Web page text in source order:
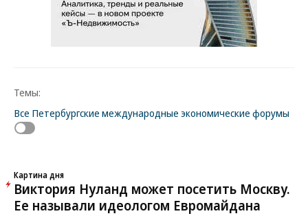
Темы:
Все Петербургские международные экономические форумы
Картина дня
Виктория Нуланд может посетить Москву.
Ее называли идеологом Евромайдана